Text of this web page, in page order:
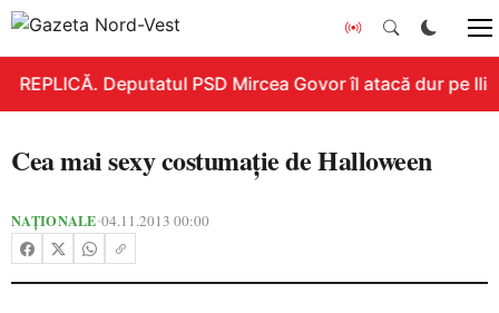
REPLICĂ. Deputatul PSD Mircea Govor îl atacă dur pe
Cea mai sexy costumaţie de Halloween
NAȚIONALE•04.11.2013 00:00